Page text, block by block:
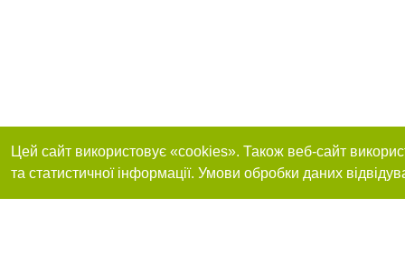
Цей сайт використовує «cookies». Також веб-сайт
та статистичної інформації. Умови обробки даних